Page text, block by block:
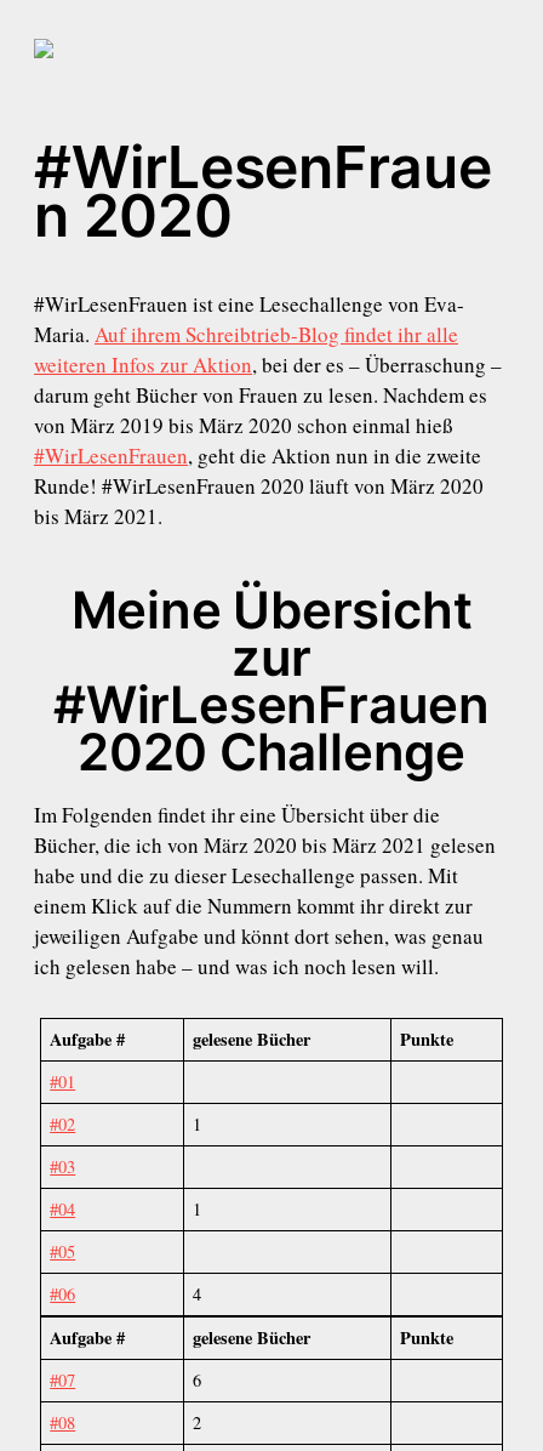
#WirLesenFraue
n 2020
#WirLesenFrauen ist eine Lesechallenge von Eva-
Maria. Auf ihrem Schreibtrieb-Blog findet ihr alle
weiteren Infos zur Aktion, bei der es – Überraschung –
darum geht Bücher von Frauen zu lesen. Nachdem es
von März 2019 bis März 2020 schon einmal hieß
#WirLesenFrauen, geht die Aktion nun in die zweite
Runde! #WirLesenFrauen 2020 läuft von März 2020
bis März 2021.
Meine Übersicht
zur
#WirLesenFrauen
2020 Challenge
Im Folgenden findet ihr eine Übersicht über die
Bücher, die ich von März 2020 bis März 2021 gelesen
habe und die zu dieser Lesechallenge passen. Mit
einem Klick auf die Nummern kommt ihr direkt zur
jeweiligen Aufgabe und könnt dort sehen, was genau
ich gelesen habe – und was ich noch lesen will.
Aufgabe # gelesene Bücher Punkte
#01
#02
1
#03
#04
1
#05
#06
4
Aufgabe # gelesene Bücher Punkte
#07
6
#08
2